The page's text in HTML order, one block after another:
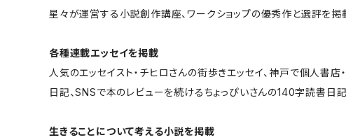
星々が運営する小説創作講座、ワークショップの優秀作と選評を掲
各種連載エッセイを掲載
人気のエッセイスト・チヒロさんの街歩きエッセイ、神戸で個人書
日記、SNSで本のレビューを続けるちょっぴいさんの140字読書日記
生きることについて考える小説を掲載